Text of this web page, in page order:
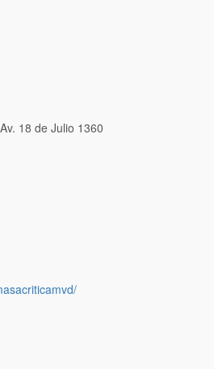
18 de Julio 1360